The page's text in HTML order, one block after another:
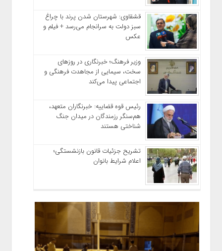
قشقاوی: شهرستان شدن پرند با چراغ
سبز دولت به سرانجام می‌رسد + فیلم و
عکس
وزیر فرهنگ؛ خبرنگاری در روزهای
سخت، سیمایی از مجاهدت فرهنگی و
اجتماعی پیدا می‌کند
رئیس قوه قضاییه: خبرنگاران متعهد،
هم‌سنگر رزمندگان در میدان جنگ
شناختی هستند
تشریح جزئیات قانون بازنشستگی؛
اعلام شرایط بانوان